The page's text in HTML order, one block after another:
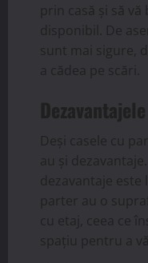
prin casă și să
disponibil. De
sunt mai sigure,
a cădea pe scări.
Deși casele cu
au și
dezavantaje este
parter au o
cu etaj, ceea ce
spațiu pentru a